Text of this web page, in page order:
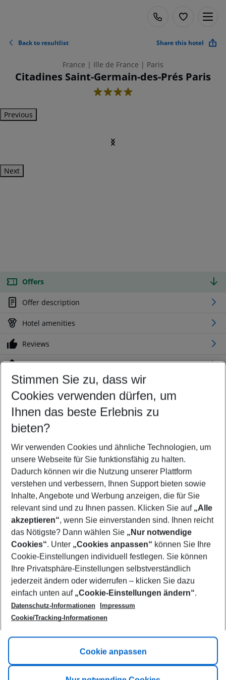
Back to resultlist Share this hotel
France | Ille de France | Paris
Citadines Saint-Germain-des-Prés Paris
4
Previous
Next
Offers
Offer description
Hotel amenities
Reviews
Location
Customize your offer
Find the perfect deal which suits your best
Your departure airport
Any airport
Select your date range
11/08/26–09/08/27 5-8 nights
Who will travel
2 adults No children
Show more filter
Footer
Footer navigation
Title A
Link A
Stimmen Sie zu, dass wir
Cookies verwenden dürfen, um
Ihnen das beste Erlebnis zu
bieten?
Wir verwenden Cookies und ähnliche Technologien, um
unsere Webseite für Sie funktionsfähig zu halten.
Dadurch können wir die Nutzung unserer Plattform
verstehen und verbessern, Ihnen Support bieten sowie
Inhalte, Angebote und Werbung anzeigen, die für Sie
relevant sind und zu Ihnen passen. Klicken Sie auf „Alle
akzeptieren“, wenn Sie einverstanden sind. Ihnen reicht
das Nötigste? Dann wählen Sie „Nur notwendige
Cookies“. Unter „Cookies anpassen“ können Sie Ihre
Cookie-Einstellungen individuell festlegen. Sie können
Ihre Privatsphäre-Einstellungen selbstverständlich
jederzeit ändern oder widerrufen – klicken Sie dazu
einfach unten auf „Cookie-Einstellungen ändern“.
Datenschutz-Informationen
Impressum
Cookie/Tracking-Informationen
Cookie anpassen